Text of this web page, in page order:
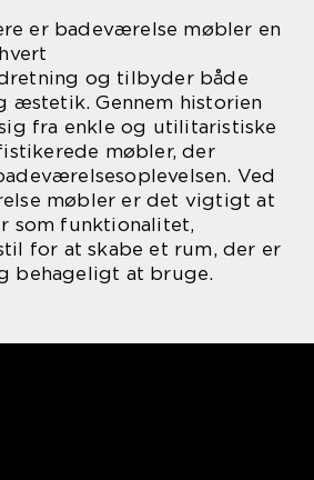
er badeværelse møbler en
og tilbyder både
æstetik. Gennem historien
fra enkle og utilitaristiske
møbler, der
Ved
møbler er det vigtigt at
som funktionalitet,
for at skabe et rum, der er
behageligt at bruge.